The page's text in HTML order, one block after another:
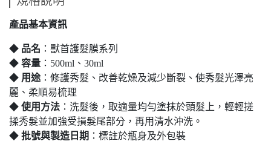
產品基本資訊
◆ 品名 ：獸首護髮膜系列
◆ 容量 ：500ml、30ml
◆ 用途 ：修護秀髮、改善乾燥及減少斷裂、使秀髮光澤亮
麗、柔順易梳理
◆ 使用方法 ：洗髮後，取適量均勻塗抹於頭髮上，輕輕搓
揉秀髮並加強受損髮尾部分，再用清水沖洗。
◆ 批號與製造日期 ：標註於瓶身及外包裝